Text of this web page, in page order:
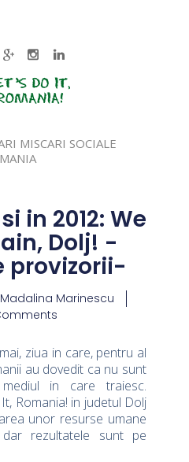
MISCARI SOCIALE
in 2012: We
Dolj! -
provizorii-
Madalina Marinescu
ziua in care, pentru al
au dovedit ca nu sunt
in care traiesc.
Romania! in judetul Dolj
unor resurse umane
rezultatele sunt pe